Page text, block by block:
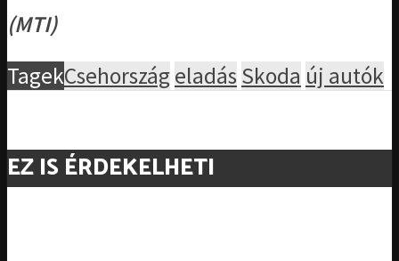
(MTI)
TagekCsehországeladás Skoda új autók
EZ IS ÉRDEKELHETI